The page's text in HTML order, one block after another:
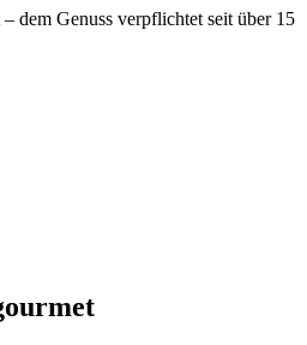
dem Genuss verpflichtet seit über 15